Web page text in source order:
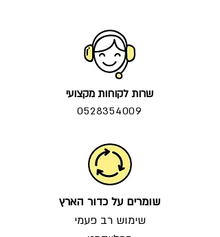
שרות לקוחות מקצועי
0528354009
שומרים על כדור הארץ
שימוש רב פעמי